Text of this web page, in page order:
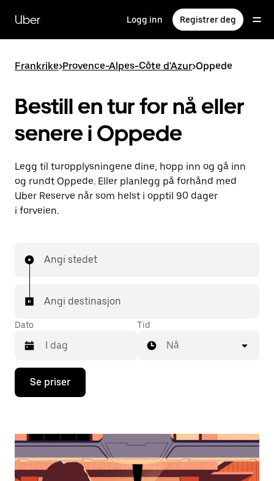
hovedinnholdet
Uber Logg inn Registrer deg
Frankrike>Provence-Alpes-Côte d'Azur>Oppede
Bestill en tur for nå eller
senere i Oppede
Legg til turopplysningene dine, hopp inn og gå inn
og rundt Oppede. Eller planlegg på forhånd med
Uber Reserve når som helst i opptil 90 dager
i forveien.
Angi stedet
Angi destinasjon
Dato
Trykk
piltast
åpne
og
velge
Tid
Nå
Se priser